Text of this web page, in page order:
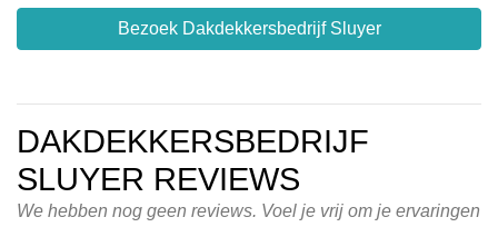
Bezoek Dakdekkersbedrijf Sluyer
DAKDEKKERSBEDRIJF
SLUYER REVIEWS
We hebben nog geen reviews. Voel je vrij om je ervaringen